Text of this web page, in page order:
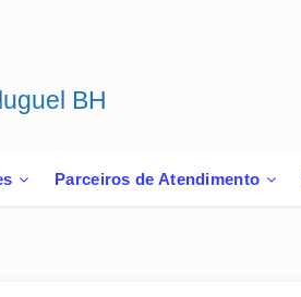
BH
Parceiros de Atendimento